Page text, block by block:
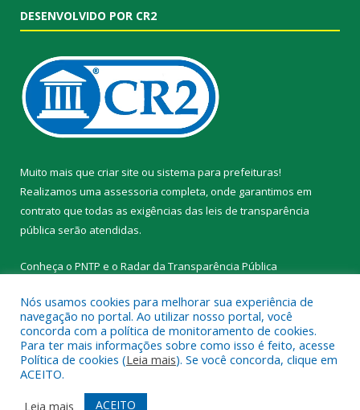
DESENVOLVIDO POR CR2
Muito mais que criar site ou sistema para prefeituras!
Realizamos uma assessoria completa, onde garantimos em
contrato que todas as exigências das leis de transparência
pública serão atendidas.
Conheça o PNTP e o Radar da Transparência Pública
Todos os direitos reservados a Prefeitura Municipal de Novo
Progresso.
Mapa do Site Acessar Área Administrativa
Nós usamos cookies para melhorar sua experiência de
navegação no portal. Ao utilizar nosso portal, você
concorda com a política de monitoramento de cookies.
Para ter mais informações sobre como isso é feito, acesse
Política de cookies (Leia mais). Se você concorda, clique em
ACEITO.
Leia mais
ACEITO